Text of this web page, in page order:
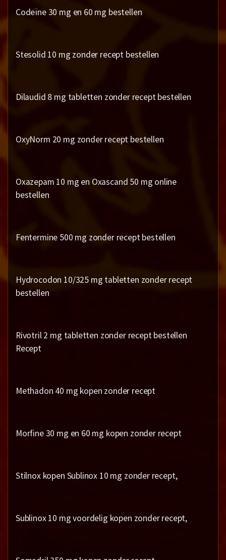
Codeïne 30 mg en 60 mg bestellen
Stesolid 10 mg zonder recept bestellen
Dilaudid 8 mg tabletten zonder recept bestellen
OxyNorm 20 mg zonder recept bestellen
Oxazepam 10 mg en Oxascand 50 mg online
bestellen
Fentermine 500 mg zonder recept bestellen
Hydrocodon 10/325 mg tabletten zonder recept
bestellen
Rivotril 2 mg tabletten zonder recept bestellen
Recept
Methadon 40 mg kopen zonder recept
Morfine 30 mg en 60 mg kopen zonder recept
Stilnox kopen Sublinox 10 mg zonder recept,
Sublinox 10 mg voordelig kopen zonder recept,